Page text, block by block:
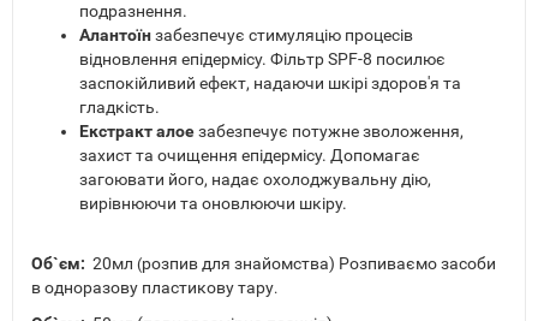
подразнення.
Алантоїнзабезпечує стимуляцію процесів
відновлення епідермісу. Фільтр SPF-8 посилює
заспокійливий ефект, надаючи шкірі здоров'я та
гладкість.
Екстракт алоезабезпечує потужне зволоження,
захист та очищення епідермісу. Допомагає
загоювати його, надає охолоджувальну дію,
вирівнюючи та оновлюючи шкіру.
Об`єм: 20мл (розпив для знайомства) Розпиваємо засоби
в одноразову пластикову тару.